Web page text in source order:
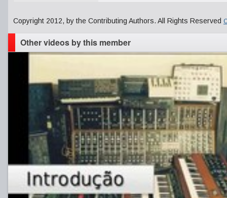
Copyright 2012, by the Contributing Authors. All Rights Reserved
Other videos by this member